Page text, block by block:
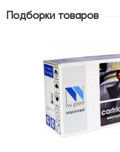
Подборки товаров